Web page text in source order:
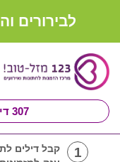
לבירורים
307
1
קבל דילים